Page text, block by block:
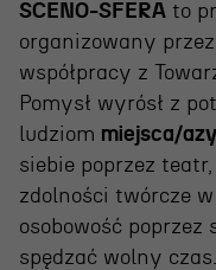
Festiwal
Gdyńska
Konkurs im.
Żurowskiego
Teatr
SCENO-SFERA to
organizowany
współpracy z
Pomysł wyrósł z
ludziom miejsca/
siebie poprzez
zdolności twórcze
osobowość
spędzać wolny czas.